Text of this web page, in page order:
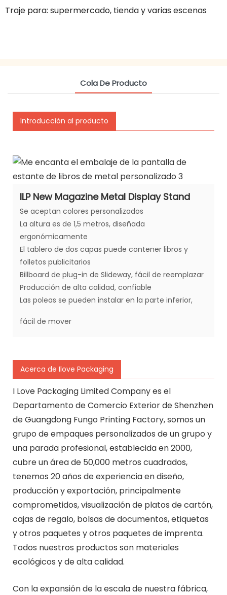
Traje para: supermercado, tienda y varias escenas
Cola De Producto
Introducción al producto
ILP New Magazine Metal Display Stand
Se aceptan colores personalizados
La altura es de 1,5 metros, diseñada
ergonómicamente
El tablero de dos capas puede contener libros y
folletos publicitarios
Billboard de plug-in de Slideway, fácil de reemplazar
Producción de alta calidad, confiable
Las poleas se pueden instalar en la parte inferior,
fácil de mover
Acerca de Ilove Packaging
I Love Packaging Limited Company es el
Departamento de Comercio Exterior de Shenzhen
de Guangdong Fungo Printing Factory, somos un
grupo de empaques personalizados de un grupo y
una parada profesional, establecida en 2000,
cubre un área de 50,000 metros cuadrados,
tenemos 20 años de experiencia en diseño,
producción y exportación, principalmente
comprometidos, visualización de platos de cartón,
cajas de regalo, bolsas de documentos, etiquetas
y otros paquetes y otros paquetes de imprenta.
Todos nuestros productos son materiales
ecológicos y de alta calidad.
Con la expansión de la escala de nuestra fábrica,